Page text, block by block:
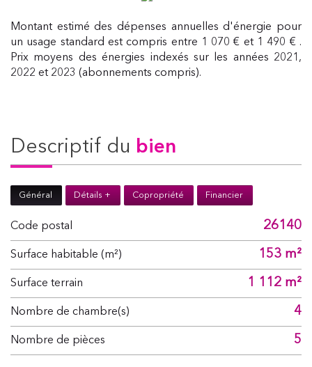
Montant estimé des dépenses annuelles d'énergie pour
un usage standard est compris entre 1 070 € et 1 490 € .
Prix moyens des énergies indexés sur les années 2021,
2022 et 2023 (abonnements compris).
descriptif du bien
Général Détails + Copropriété Financier
Code postal 26140
Surface habitable (m²) 153 m²
surface terrain 1 112 m²
Nombre de chambre(s) 4
Nombre de pièces 5